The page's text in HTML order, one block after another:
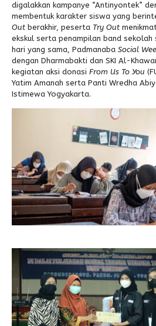
digalakkan kampanye “Antinyontek”
membentuk karakter siswa yang
Out berakhir, peserta Try Out
ekskul serta penampilan band sekolah
hari yang sama, Padmanaba Social
dengan Dharmabakti dan SKI Al-
kegiatan aksi donasi From Us To You
Yatim Amanah serta Panti Wredha
Istimewa Yogyakarta.